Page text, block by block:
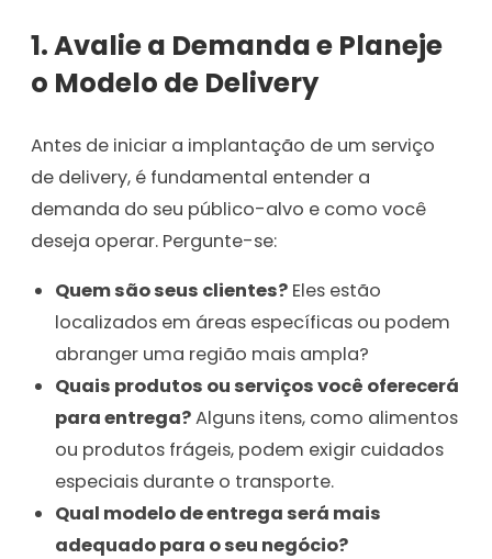
1. Avalie a Demanda e Planeje
o Modelo de Delivery
Antes de iniciar a implantação de um serviço
de delivery, é fundamental entender a
demanda do seu público-alvo e como você
deseja operar. Pergunte-se:
Quem são seus clientes? Eles estão
localizados em áreas específicas ou podem
abranger uma região mais ampla?
Quais produtos ou serviços você oferecerá
para entrega?Alguns itens, como alimentos
ou produtos frágeis, podem exigir cuidados
especiais durante o transporte.
Qual modelo de entrega será mais
adequado para o seu negócio?